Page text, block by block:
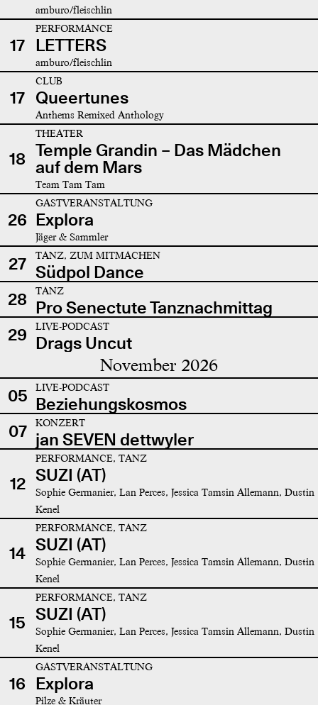
amburo/fleischlin
17
PERFORMANCE
LETTERS
amburo/fleischlin
17
CLUB
Queertunes
Anthems Remixed Anthology
18
THEATER
Temple Grandin – Das Mädchen
auf dem Mars
Team Tam Tam
26
GASTVERANSTALTUNG
Explora
Jäger & Sammler
27 TANZ, ZUM MITMACHEN
Südpol Dance
28
TANZ
Pro Senectute Tanznachmittag
29
LIVE-PODCAST
Drags Uncut
November 2026
05 LIVE-PODCAST
Beziehungskosmos
07
KONZERT
jan SEVEN dettwyler
12
PERFORMANCE, TANZ
SUZI (AT)
Sophie Germanier, Lan Perces, Jessica Tamsin Allemann, Dustin
Kenel
14
PERFORMANCE, TANZ
SUZI (AT)
Sophie Germanier, Lan Perces, Jessica Tamsin Allemann, Dustin
Kenel
15
PERFORMANCE, TANZ
SUZI (AT)
Sophie Germanier, Lan Perces, Jessica Tamsin Allemann, Dustin
Kenel
16
GASTVERANSTALTUNG
Explora
Pilze & Kräuter